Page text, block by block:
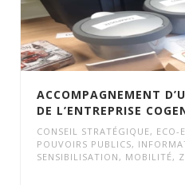
ACCOMPAGNEMENT
DE L’ENTREPRISE
CONSEIL STRATÉGIQUE, ECO-
POUVOIRS PUBLICS,
SENSIBILISATION , MOBILITÉ,